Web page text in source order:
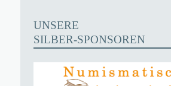
UNSERE
SILBER-SPONSOREN